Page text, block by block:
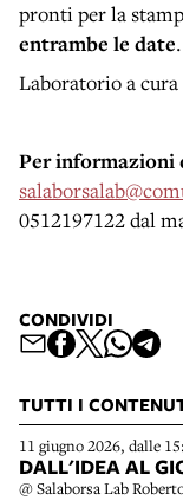
pronti per la
entrambe le date.
Laboratorio a cura
Per informazioni
0512197122 dal
CONDIVIDI
TUTTI I
11 giugno 2026, dalle
DALL'IDEA AL
@ Salaborsa Lab